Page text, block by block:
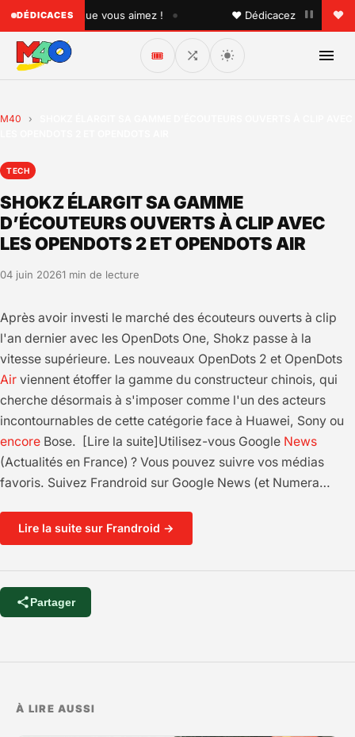
DÉDICACES
quelqu'un que vous aimez ! • ♥ Dédicacez un titre à
🎟️
M40 ›
TECH
SHOKZ ÉLARGIT SA GAMME
D’ÉCOUTEURS OUVERTS À CLIP AVEC
LES OPENDOTS 2 ET OPENDOTS AIR
04 juin 20261 min de lecture
Après avoir investi le marché des écouteurs ouverts à clip
l'an dernier avec les OpenDots One, Shokz passe à la
vitesse supérieure. Les nouveaux OpenDots 2 et OpenDots
Air viennent étoffer la gamme du constructeur chinois, qui
cherche désormais à s'imposer comme l'un des acteurs
incontournables de cette catégorie face à Huawei, Sony ou
encore Bose. [Lire la suite]Utilisez-vous Google News
(Actualités en France) ? Vous pouvez suivre vos médias
favoris. Suivez Frandroid sur Google News (et Numera…
Lire la suite sur Frandroid →
Partager
À LIRE AUSSI